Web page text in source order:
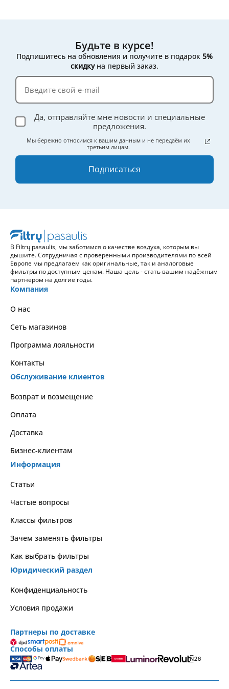
Будьте в курсе!
Подпишитесь на обновления и получите в подарок 5%
скидкуна первый заказ.
Да, отправляйте мне новости и специальные
предложения.
Мы бережно относимся к вашим данным и не передаём их
третьим лицам.
Подписаться
В Filtrų pasaulis, мы заботимся о качестве воздуха, которым вы
дышите. Сотрудничая с проверенными производителями по всей
Европе мы предлагаем как оригинальные, так и аналоговые
фильтры по доступным ценам. Наша цель - стать вашим надёжным
партнером на долгие годы.
Компания
О нас
Сеть магазинов
Программа лояльности
Контакты
Обслуживание клиентов
Возврат и возмещение
Оплата
Доставка
Бизнес-клиентам
Информация
Статьи
Частые вопросы
Классы фильтров
Зачем заменять фильтры
Как выбрать фильтры
Юридический раздел
Kонфиденциальность
Условия продажи
Партнеры по доставке
Способы оплаты